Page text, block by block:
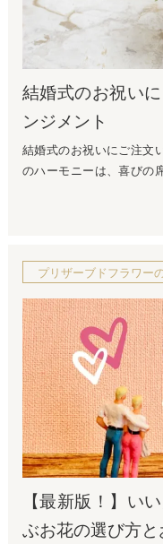
デザインが、特別な「い
れます。 ダイヤモンドローズpremium(レッド/ブルー) /12輪バラの
BOXプリザーブドフラワー ダイヤモンドローズ(ジュエルレッド) /9
花だけでなく、プレゼン
残るギフトを贈ることが
に感謝や愛情を込めたメ
ナーへの思いをしっかり
セージは、相手の心に深く響くこ
テムとして、特別感が増します。 フォトフレーム
婦の思い出の写真をフォ
のも素敵なアイデアです
を振り返るきっかけになります。 フォトフレ
ワール- フォトフレーム-Anniversary/プリザーブドフラワー まとめ
「いい夫婦の日」に贈る
現する最適なギフトです
めのお花6選を詳しく紹
は、ぜひ特別なお花を贈
ましょう。 お花に込められたメッセージを通じて、パートナーに
対する感謝と愛をしっかり
い夫婦の日
プリザーブドフラワーの品
さ」や「品位」を象徴
敬」の意味があり、夫
て人気です。豪華さもあ
てくれるでしょう。 いい夫婦の日におすすめのプリザーブドフラ
ワー ダイヤモンドローズpremium(レッド/ブルー) /12輪バラのBOX
プリザーブドフラワー
ラ。それを贈りやすく
た。大輪で輝くバラはダ
す。 「ダイヤモンドロ
もあなたを想っています
ワー24,200円（税込）海
れるという素敵な言い伝
つ、「感謝、誠実、幸
敬、栄光、努力、永遠」
ロポーズや結婚式、記念
ます。大切な人へ気持ち
婚記念日、お誕生日、い
デー、などの中で一年
か？ラッピングを外して
として長く楽しんでいただけます。 お花を選
することが大切です。花
結婚式のお祝い
ンジメント
結婚式のお祝いにご注文
のハーモニーは、喜びの
お花としてもぴったり
プリザーブドフラワー
【最新版！】い
ぶお花の選び方